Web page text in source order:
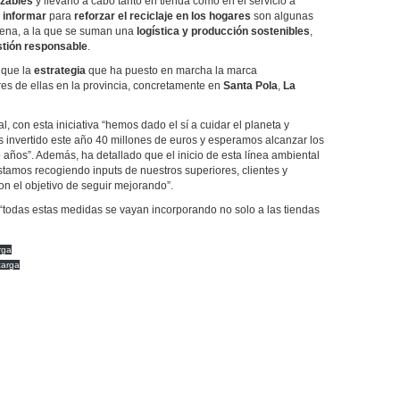
informar para reforzar el reciclaje en los hogares son algunas
a la que se suman una logística y producción sostenibles,
responsable.
la estrategia que ha puesto en marcha la marca
de ellas en la provincia, concretamente en Santa Pola, La
con esta iniciativa “hemos dado el sí a cuidar el planeta y
este año 40 millones de euros y esperamos alcanzar los
Además, ha detallado que el inicio de esta línea ambiental
recogiendo inputs de nuestros superiores, clientes y
el objetivo de seguir mejorando”.
estas medidas se vayan incorporando no solo a las tiendas